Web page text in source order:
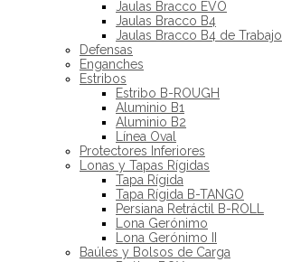
Jaulas Bracco EVO
Jaulas Bracco B4
Jaulas Bracco B4 de Trabajo
Defensas
Enganches
Estribos
Estribo B-ROUGH
Aluminio B1
Aluminio B2
Línea Oval
Protectores Inferiores
Lonas y Tapas Rígidas
Tapa Rígida
Tapa Rígida B-TANGO
Persiana Retráctil B-ROLL
Lona Gerónimo
Lona Gerónimo II
Baúles y Bolsos de Carga